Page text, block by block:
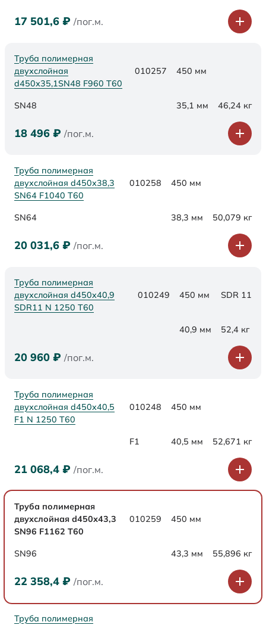
17 501,6 ₽ /пог.м.
Труба полимерная
двухслойная
d450х35,1SN48 F960 Т60
010257 450 мм
SN48 35,1 мм 46,24 кг
18 496 ₽ /пог.м.
Труба полимерная
двухслойная d450х38,3
SN64 F1040 Т60
010258 450 мм
SN64 38,3 мм 50,079 кг
20 031,6 ₽ /пог.м.
Труба полимерная
двухслойная d450x40,9
SDR11 N 1250 Т60
010249 450 мм SDR 11
40,9 мм 52,4 кг
20 960 ₽ /пог.м.
Труба полимерная
двухслойная d450x40,5
F1 N 1250 Т60
010248 450 мм
F1 40,5 мм 52,671 кг
21 068,4 ₽ /пог.м.
Труба полимерная
двухслойная d450х43,3
SN96 F1162 Т60
010259 450 мм
SN96 43,3 мм 55,896 кг
22 358,4 ₽ /пог.м.
Труба полимерная